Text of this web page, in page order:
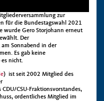
zur
für die Bundestagswahl 2021
wurde Gero Storjohann erneut
Der
Sonnabend in der
Es gab keine
es nicht.
) ist seit 2002 Mitglied des
CSU-Fraktionsvorstandes,
ordentliches Mitglied im